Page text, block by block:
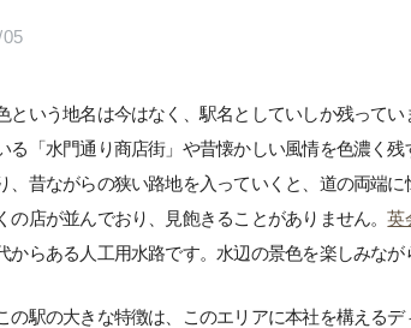
という地名は今はなく、駅名としていしか残って
る「水門通り商店街」や昔懐かしい風情を色濃く
、昔ながらの狭い路地を入っていくと、道の両端
の店が並んでおり、見飽きることがありません。英
からある人工用水路です。水辺の景色を楽しみなが
の駅の大きな特徴は、このエリアに本社を構える